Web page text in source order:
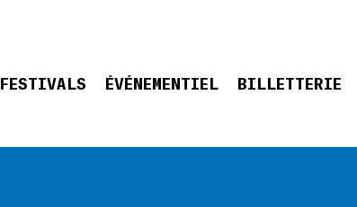
FESTIVALS ÉVÉNEMENTIEL BILLETTERIE